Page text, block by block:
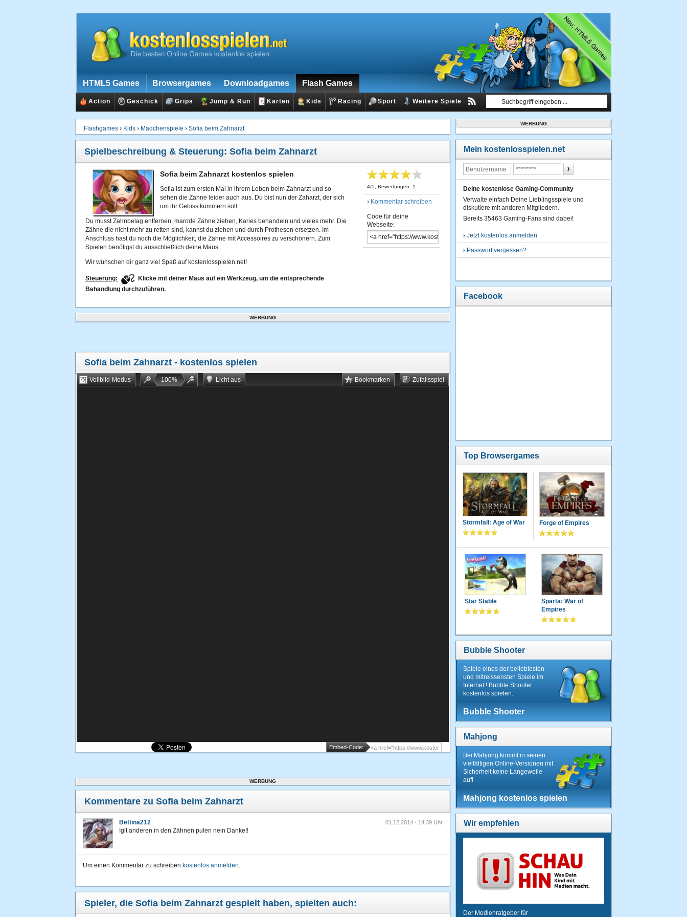
HTML5 Games Browsergames Downloadgames Flash Games
Action Geschick Grips Jump & Run Karten Kids Racing Sport Weitere Spiele
Flashgames › Kids › Mädchenspiele › Sofia beim Zahnarzt
Spielbeschreibung & Steuerung: Sofia beim Zahnarzt
Sofia beim Zahnarzt kostenlos spielen
Sofia ist zum ersten Mal in ihrem Leben beim Zahnarzt und so
sehen die Zähne leider auch aus. Du bist nun der Zaharzt, der sich
um ihr Gebiss kümmern soll.
Du musst Zahnbelag entfernen, marode Zähne ziehen, Karies behandeln und vieles mehr. Die
Zähne die nicht mehr zu retten sind, kannst du ziehen und durch Prothesen ersetzen. Im
Anschluss hast du noch die Möglichkeit, die Zähne mit Accessoires zu verschönern. Zum
Spielen benötigst du ausschließlich deine Maus.
Wir wünschen dir ganz viel Spaß auf kostenlosspielen.net!
Steuerung:
Klicke mit deiner Maus auf ein Werkzeug, um die entsprechende
Behandlung durchzuführen.
4/5 , Bewertungen: 1
› Kommentar schreiben
Code für deine
Webseite:
WERBUNG
Sofia beim Zahnarzt - kostenlos spielen
Vollbild-Modus 100% Licht aus Zufallsspiel
Bookmarken
Embed-Code:
WERBUNG
Kommentare zu Sofia beim Zahnarzt
Bettina212 01.12.2014 · 14:39 Uhr
Igit anderen in den Zähnen pulen nein Danke!!
Um einen Kommentar zu schreiben kostenlos anmelden.
Spieler, die Sofia beim Zahnarzt gespielt haben, spielten auch:
WERBUNG
Mein kostenlosspielen.net
Deine kostenlose Gaming-Community
Verwalte einfach Deine Lieblingsspiele und
diskutiere mit anderen Mitgliedern.
Bereits 35463 Gaming-Fans sind dabei!
› Jetzt kostenlos anmelden
› Passwort vergessen?
Facebook
Top Browsergames
Stormfall: Age of War Forge of Empires
Star Stable
Sparta: War of
Empires
Bubble Shooter
Spiele eines der beliebtesten
und mitreissensten Spiele im
Internet ! Bubble Shooter
kostenlos spielen.
Bubble Shooter
Mahjong
Bei Mahjong kommt in seinen
vielfältigen Online-Versionen mit
Sicherheit keine Langeweile
auf!
Mahjong kostenlos spielen
Wir empfehlen
Der Medienratgeber für